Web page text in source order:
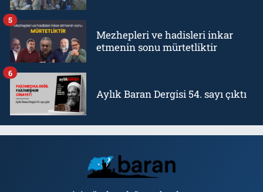
Mezhepleri ve hadisleri inkar
etmenin sonu mürtetliktir
5
Aylık Baran Dergisi 54. sayı çıktı
6